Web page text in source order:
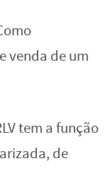
venda de um
tem a função
de